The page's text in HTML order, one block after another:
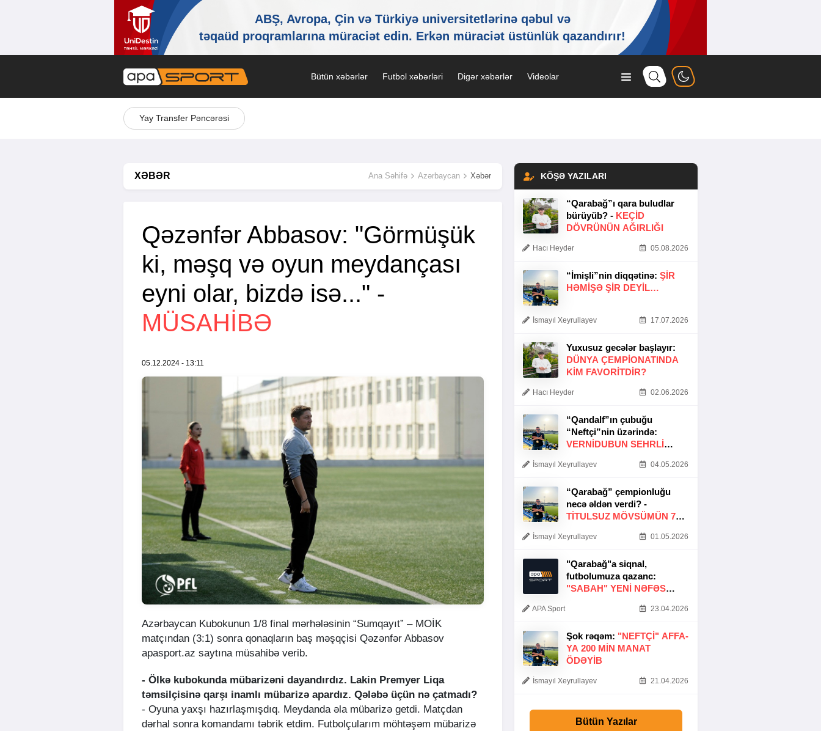
Bütün xəbərlər Futbol xəbərləri Digər xəbərlər Videolar
Yay Transfer Pəncərəsi
XƏBƏR Ana Səhifə Azərbaycan Xəbər
Qəzənfər Abbasov: "Görmüşük
ki, məşq və oyun meydançası
eyni olar, bizdə isə..." -
MÜSAHİBƏ
05.12.2024 - 13:11
Azərbaycan Kubokunun 1/8 final mərhələsinin “Sumqayıt” – MOİK
matçından (3:1) sonra qonaqların baş məşqçisi Qəzənfər Abbasov
apasport.az saytına müsahibə verib.
- Ölkə kubokunda mübarizəni dayandırdız. Lakin Premyer Liqa
təmsilçisinə qarşı inamlı mübarizə apardız. Qələbə üçün nə çatmadı?
- Oyuna yaxşı hazırlaşmışdıq. Meydanda əla mübarizə getdi. Matçdan
dərhal sonra komandamı təbrik etdim. Futbolçularım möhtəşəm mübarizə
KÖŞƏ YAZILARI
“Qarabağ”ı qara buludlar
bürüyüb? - KEÇID
DÖVRÜNÜN AĞIRLIĞI
Hacı Heydər 05.08.2026
“İmişli”nin diqqətinə: ŞIR
HƏMIŞƏ ŞIR DEYIL…
İsmayıl Xeyrullayev 17.07.2026
Yuxusuz gecələr başlayır:
DÜNYA ÇEMPIONATINDA
KIM FAVORITDIR?
Hacı Heydər 02.06.2026
“Qandalf”ın çubuğu
“Neftçi”nin üzərində:
VERNİDUBUN SEHRLİ
İsmayıl Xeyrullayev 04.05.2026
“Qarabağ” çempionluğu
necə əldən verdi? -
TITULSUZ MÖVSÜMÜN 7
İsmayıl Xeyrullayev 01.05.2026
"Qarabağ"a siqnal,
futbolumuza qazanc:
"SABAH" YENI NƏFƏS
APA Sport 23.04.2026
Şok rəqəm: "NEFTÇI" AFFA-
YA 200 MIN MANAT
ÖDƏYIB
İsmayıl Xeyrullayev 21.04.2026
Bütün Yazılar